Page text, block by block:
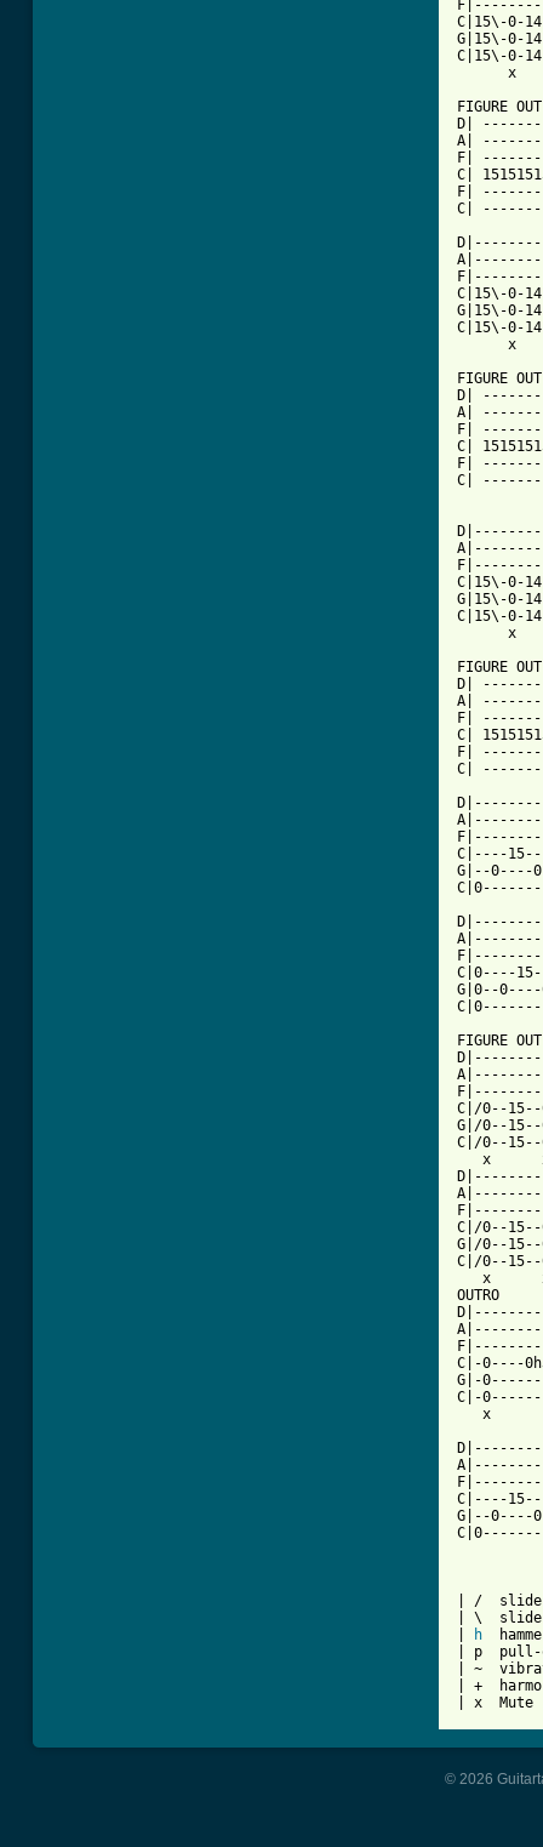
C|15\-0-
G|15\-0-
C|15\-
x
FIGURE
D|
A|
F|
C|
F|
C|
C|15\-0-
G|15\-0-
C|15\-
x
FIGURE
D|
A|
F|
C|
F|
C|
C|15\-0-
G|15\-0-
C|15\-
x
FIGURE
D|
A|
F|
C|
F|
C|
C|----
G|--
C|0----
G|0--
FIGURE
C|/0--
G|/0--
C|/0--
x
C|/0--
G|/0--
C|/0--
x
OUTRO
C|-0----
G|-
C|-
   x
C|----
G|--
| /  slide
| \  slide
h
| p
| ~
| +
© 2026